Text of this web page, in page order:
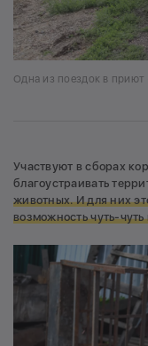
Одна из поездок в
Участвуют в сборах
благоустраивать
животных. И для них
возможность чуть-